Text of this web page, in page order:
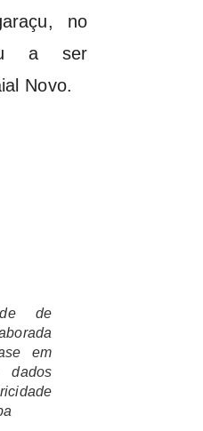
no
a ser
Novo.
de
em
dados